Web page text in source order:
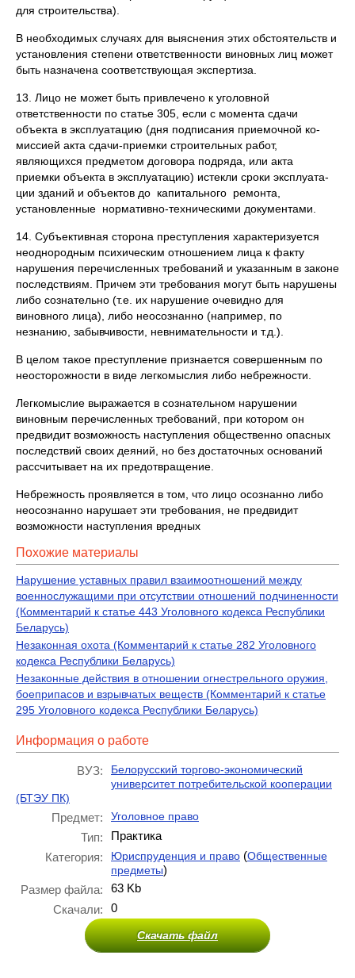
для строи­тельства).
В необходимых случаях для выяснения этих обстоятельств и
установления степени ответственности виновных лиц может
быть назначена соответствующая экспертиза.
13. Лицо не может быть привлечено к уголовной
ответственности по статье 305, если с момента сдачи
объекта в эксплуатацию (дня подписания приемочной ко­
миссией акта сдачи-приемки строительных работ,
являющихся предметом догово­ра подряда, или акта
приемки объекта в эксплуатацию) истекли сроки эксплуата­
ции зданий и объектов до капитального ремонта,
установленные норматив­но-техническими документами.
14. Субъективная сторона преступления характеризуется
неоднородным пси­хическим отношением лица к факту
нарушения перечисленных требований и указанным в законе
последствиям. Причем эти требования могут быть нарушены
либо сознательно (т.е. их нарушение очевидно для
виновного лица), либо неосоз­нанно (например, по
незнанию, забывчивости, невнимательности и т.д.).
В целом такое преступление признается совершенным по
неосторожности в виде легкомыслия либо небрежности.
Легкомыслие выражается в сознательном нарушении
виновным перечислен­ных требований, при котором он
предвидит возможность наступления обществен­но опасных
последствий своих деяний, но без достаточных оснований
рассчитыва­ет на их предотвращение.
Небрежность проявляется в том, что лицо осознанно либо
неосознанно на­рушает эти требования, не предвидит
возможности наступления вредных
Похожие материалы
Нарушение уставных правил взаимоотношений между
военнослужащими при отсутствии отношений подчиненности
(Комментарий к статье 443 Уголовного кодекса Республики
Беларусь)
Незаконная охота (Комментарий к статье 282 Уголовного
кодекса Республики Беларусь)
Незаконные действия в отношении огнестрельного оружия,
боеприпасов и взрывчатых веществ (Комментарий к статье
295 Уголовного кодекса Республики Беларусь)
Информация о работе
ВУЗ:
Белорусский торгово-экономический
университет потребительской кооперации
(БТЭУ ПК)
Предмет: Уголовное право
Тип:
Практика
Категория:
Юриспруденция и право (Общественные
предметы)
Размер файла:
63 Kb
Скачали:
0
Скачать файл